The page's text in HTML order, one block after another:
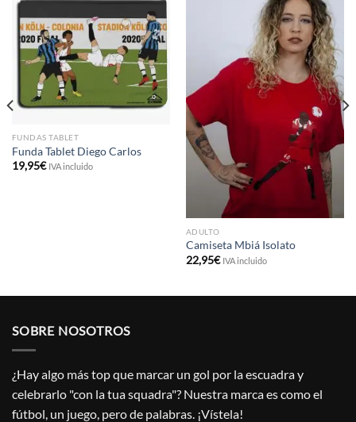
FUNDAS TABLET
Funda Tablet Diego Carlos
19,95€ IVA incluido
ADULTO
Camiseta Mbiá Isolato
22,95€ IVA incluido
SOBRE NOSOTROS
¿Hay algo más top que marcar un gol por la escuadra y
celebrarlo "con la tua squadra"? Nuestra marca es como el
fútbol, un juego, pero de palabras. ¡Vístela!